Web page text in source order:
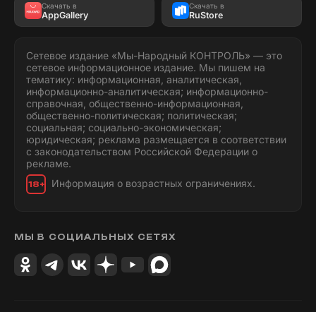
Скачать в
AppGallery
Скачать в
RuStore
Сетевое издание «Мы-Народный КОНТРОЛЬ» — это
сетевое информационное издание. Мы пишем на
тематику: информационная, аналитическая,
информационно-аналитическая; информационно-
справочная, общественно-информационная,
общественно-политическая; политическая;
социальная; социально-экономическая;
юридическая; реклама размещается в соответствии
с законодательством Российской Федерации о
рекламе.
18+ Информация о возрастных ограничениях.
МЫ В СОЦИАЛЬНЫХ СЕТЯХ